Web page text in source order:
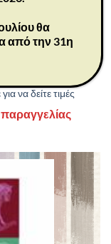
να δείτε τιμές
θα
από την 31η